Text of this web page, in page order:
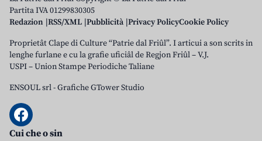
Partita IVA 01299830305
Redazion RSS/XML Pubblicità Privacy PolicyCookie Policy
Proprietât Clape di Culture “Patrie dal Friûl”. I articui a son scrits in
lenghe furlane e cu la grafie uficiâl de Regjon Friûl – V.J.
USPI – Union Stampe Periodiche Taliane
ENSOUL srl-Grafiche GTower Studio
Cui che o sin